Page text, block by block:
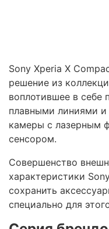
Sony Xperia X
решение из
воплотившее в себе
плавными линиями
камеры с лазерным
сенсором.
Совершенство
характеристики
сохранить
специально для